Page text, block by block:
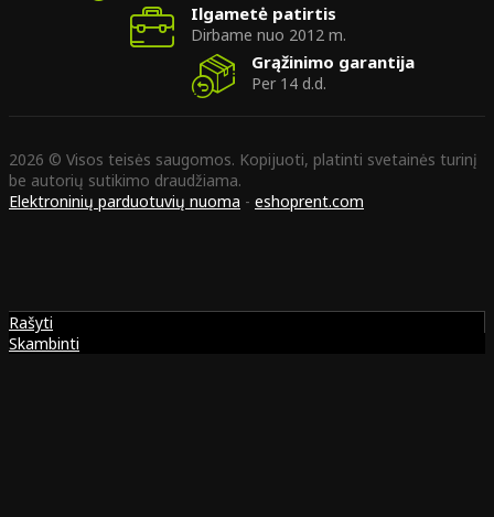
Ilgametė patirtis
Dirbame nuo 2012 m.
Grąžinimo garantija
Per 14 d.d.
2026 © Visos teisės saugomos. Kopijuoti, platinti svetainės turinį
be autorių sutikimo draudžiama.
Elektroninių parduotuvių nuoma - eshoprent.com
Rašyti
Skambinti